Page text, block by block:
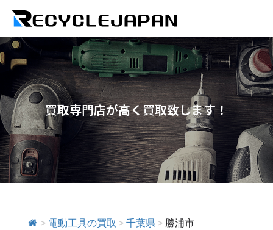
買取専門店が高く買取致します！
> 電動工具の買取 > 千葉県 > 勝浦市